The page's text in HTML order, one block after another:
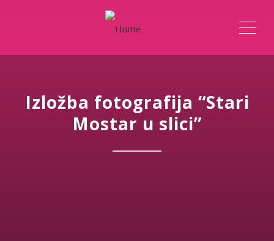
Izložba fotografija “Stari
Mostar u slici”